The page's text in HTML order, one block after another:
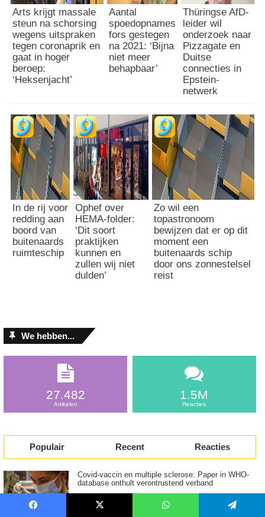
Arts krijgt massale
steun na schorsing
wegens uitspraken
tegen coronaprik en
gaat in hoger
beroep:
‘Heksenjacht’
Aantal
spoedopnames
fors gestegen
na 2021: ‘Bijna
niet meer
behapbaar’
Thüringse AfD-
leider wil
onderzoek naar
Pizzagate en
Duitse
connecties in
Epstein-
netwerk
In de rij voor
redding aan
boord van
buitenaards
ruimteschip
Ophef over
HEMA-folder:
‘Dit soort
praktijken
kunnen en
zullen wij niet
dulden’
Zo wil een
topastronoom
bewijzen dat er op dit
moment een
buitenaards schip
door ons zonnestelsel
reist
We hebben...
27.482
Artikelen
1.5M
Reacties
Populair Recent Reacties
Covid-vaccin en multiple sclerose: Paper in WHO-
database onthult verontrustend verband